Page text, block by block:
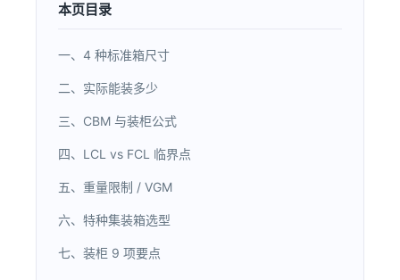
本页目录
一、4 种标准箱尺寸
二、实际能装多少
三、CBM 与装柜公式
四、LCL vs FCL 临界点
五、重量限制 / VGM
六、特种集装箱选型
七、装柜 9 项要点